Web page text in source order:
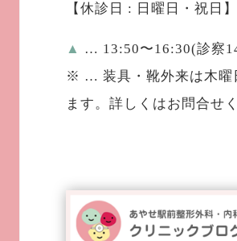
【休診日 : 日曜日・祝日】
▲
… 13:50〜16:30(診察
※ … 装具・靴外来は木曜
ます。詳しくはお問合せ